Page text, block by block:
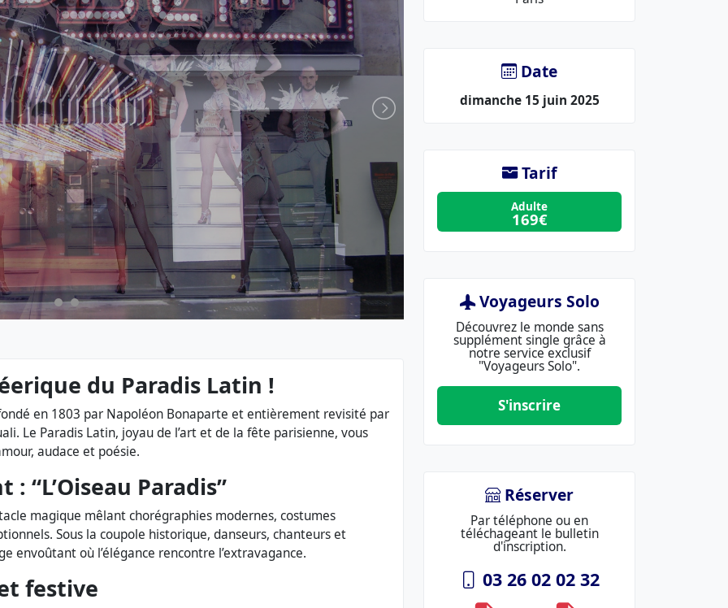
du Paradis Latin !
en 1803 par Napoléon Bonaparte et entièrement revisité par
Le Paradis Latin, joyau de l’art et de la fête parisienne, vous
audace et poésie.
“L’Oiseau Paradis”
magique mêlant chorégraphies modernes, costumes
Sous la coupole historique, danseurs, chanteurs et
où l’élégance rencontre l’extravagance.
festive
Date
dimanche 15 juin 2025
Tarif
Adulte
169€
Voyageurs Solo
Découvrez le monde sans
supplément single grâce à
notre service exclusif
"Voyageurs Solo".
S'inscrire
Réserver
Par téléphone ou en
téléchageant le bulletin
d'inscription.
03 26 02 02 32